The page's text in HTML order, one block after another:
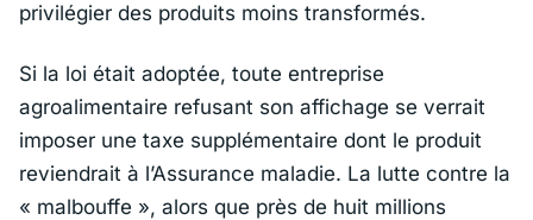
privilégier des produits moins transformés.
Si la loi était adoptée, toute entreprise
agroalimentaire refusant son affichage se verrait
imposer une taxe supplémentaire dont le produit
reviendrait à l’Assurance maladie. La lutte contre la
« malbouffe », alors que près de huit millions